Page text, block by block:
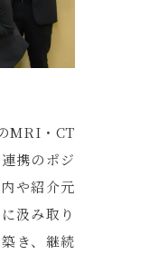
MRI・CT
携のポジ
や紹介元
汲み取り
き、継続